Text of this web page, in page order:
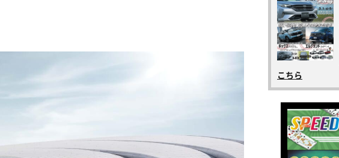
こちら